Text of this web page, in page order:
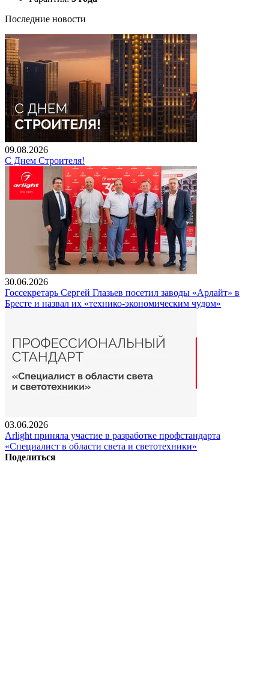
Последние новости
09.08.2026
С Днем Строителя!
30.06.2026
Госсекретарь Сергей Глазьев посетил заводы «Арлайт» в
Бресте и назвал их «технико-экономическим чудом»
03.06.2026
Arlight приняла участие в разработке профстандарта
«Специалист в области света и светотехники»
Поделиться